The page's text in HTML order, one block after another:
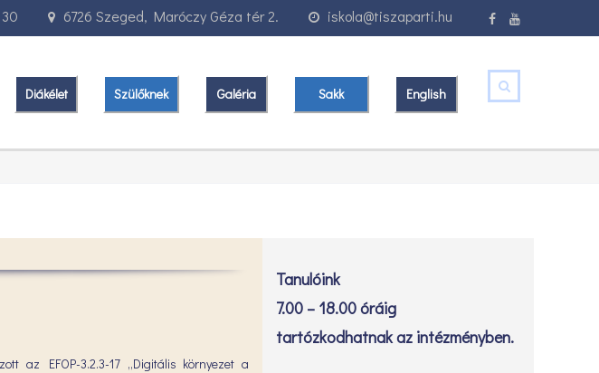
iskola@tiszaparti.hu
6726 Szeged, Maróczy Géza tér 2.
Diákélet Szülőknek Galéria Sakk English
az EFOP-3.2.3-17 „Digitális környezet a
Tanulóink
7.00 – 18.00 óráig
tartózkodhatnak az intézményben.